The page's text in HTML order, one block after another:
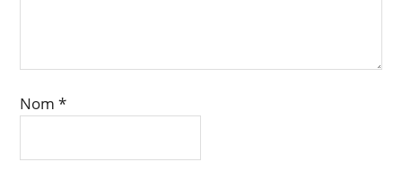
Nom*